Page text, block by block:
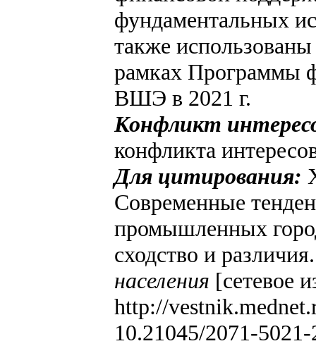
фундаментальных
также
рамках Программы
ВШЭ в 2021 г.
Конфликт
конфликта
Для цитирования:
Современные
промышленных
сходство и
населения [сетевое
http://
10.21045/2071-